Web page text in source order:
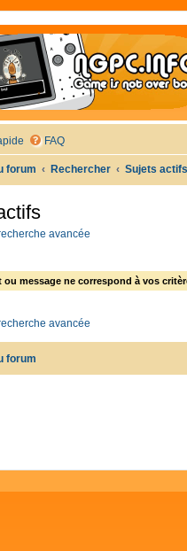
FAQ
forum Rechercher Sujets actifs
avancée
ou message ne correspond à vos
avancée
forum